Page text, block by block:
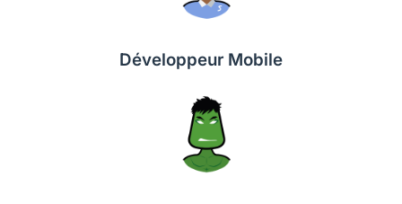
Développeur Mobile